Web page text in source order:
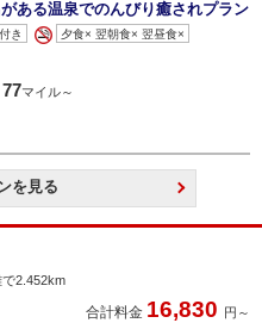
ある温泉でのんびり癒されプラン
き 夕食× 翌朝食× 翌昼食×
77マイル～
を見る
2.452km
合計料金 16,830 円～